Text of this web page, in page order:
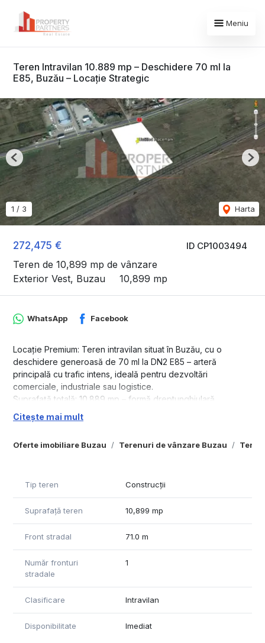
Meniu
Teren Intravilan 10.889 mp – Deschidere 70 ml la
E85, Buzău – Locație Strategic
ID CP1003494
272,475 €
Teren de 10,899 mp de vânzare
Exterior Vest, Buzau
10,899 mp
1 / 3 Harta
Previous
Oferte imobiliare Buzau Terenuri de vânzare Buzau
WhatsApp Facebook
Locație Premium: Teren intravilan situat în Buzău, cu o
deschidere generoasă de 70 ml la DN2 E85 – arteră
principală cu trafic intens, ideală pentru dezvoltări
comerciale, industriale sau logistice.
Suprafață totală: 10.889 mp – formă dreptunghiulară,
adâncime de 150 ml.
Accesibilitate excelentă: Vecinătate cu reprezentanța Ford și
potențiali clienți sau parteneri de afaceri.
Oportunități de Dezvoltare:
Showroom auto, stație carburanți, depozit logistic
Parc industrial sau hale comerciale
Complex retail sau centru de servicii
contactați-ne.
Citește mai mult
Tip teren Construcții
Suprafață teren 10,899 mp
Front stradal 71.0 m
Număr fronturi
stradale
1
Clasificare Intravilan
Disponibilitate Imediat